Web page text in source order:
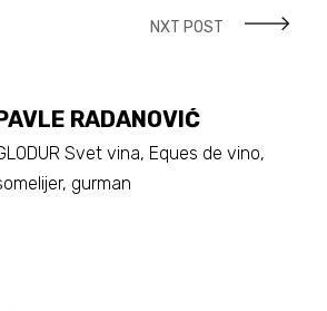
NXT POST
RADANOVIĆ
Svet vina, Eques de vino,
gurman